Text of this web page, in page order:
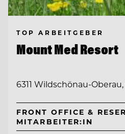
TOP ARBEITGEBER
Mount Med Resort
6311 Wildschönau-
FRONT OFFICE &
MITARBEITER:IN